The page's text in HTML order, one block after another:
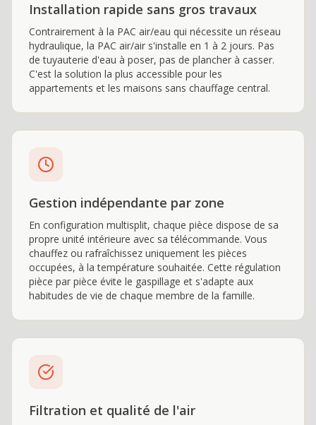
Installation rapide sans gros travaux
Contrairement à la PAC air/eau qui nécessite un réseau
hydraulique, la PAC air/air s'installe en 1 à 2 jours. Pas
de tuyauterie d'eau à poser, pas de plancher à casser.
C'est la solution la plus accessible pour les
appartements et les maisons sans chauffage central.
Gestion indépendante par zone
En configuration multisplit, chaque pièce dispose de sa
propre unité intérieure avec sa télécommande. Vous
chauffez ou rafraîchissez uniquement les pièces
occupées, à la température souhaitée. Cette régulation
pièce par pièce évite le gaspillage et s'adapte aux
habitudes de vie de chaque membre de la famille.
Filtration et qualité de l'air